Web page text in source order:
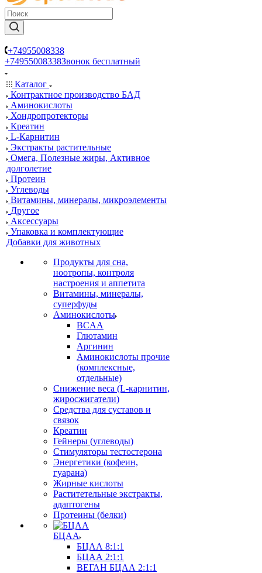
+74955008338
+74955008338Звонок бесплатный
Каталог
Контрактное производство БАД
Аминокислоты
Хондропротекторы
Креатин
L-Карнитин
Экстракты растительные
Омега, Полезные жиры, Активное
долголетие
Протеин
Углеводы
Витамины, минералы, микроэлементы
Другое
Аксессуары
Упаковка и комплектующие
Добавки для животных
Продукты для сна,
ноотропы, контроля
настроения и аппетита
Витамины, минералы,
суперфуды
Аминокислоты
BCAA
Глютамин
Аргинин
Аминокислоты прочие
(комплексные,
отдельные)
Снижение веса (L-карнитин,
жиросжигатели)
Средства для суставов и
связок
Креатин
Гейнеры (углеводы)
Стимуляторы тестостерона
Энергетики (кофеин,
гуарана)
Жирные кислоты
Раститетельные экстракты,
адаптогены
Протеины (белки)
БЦАА
БЦАА 8:1:1
БЦАА 2:1:1
ВЕГАН БЦАА 2:1:1